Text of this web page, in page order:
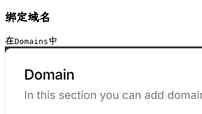
绑定域名
在Domains 中